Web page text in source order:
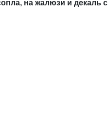
на жалюзи и декаль с